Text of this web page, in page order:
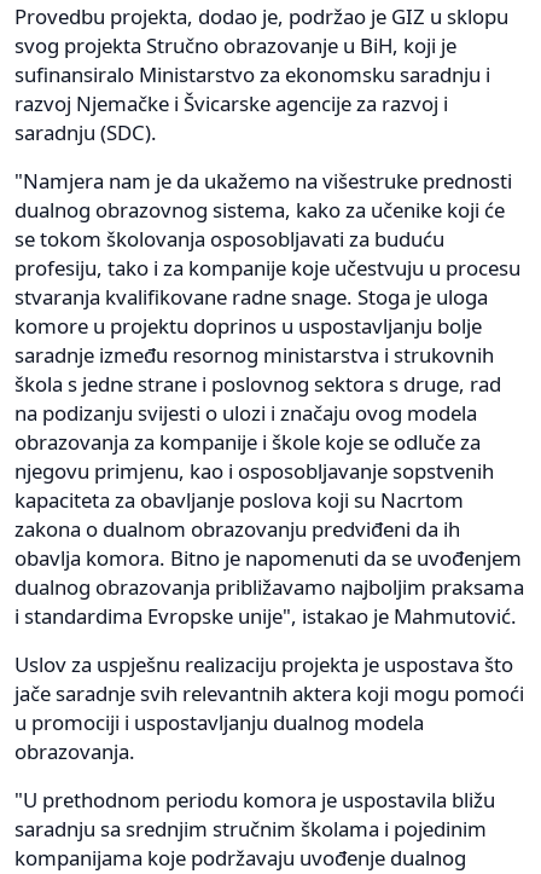
Provedbu projekta, dodao je, podržao je GIZ u sklopu
svog projekta Stručno obrazovanje u BiH, koji je
sufinansiralo Ministarstvo za ekonomsku saradnju i
razvoj Njemačke i Švicarske agencije za razvoj i
saradnju (SDC).
"Namjera nam je da ukažemo na višestruke prednosti
dualnog obrazovnog sistema, kako za učenike koji će
se tokom školovanja osposobljavati za buduću
profesiju, tako i za kompanije koje učestvuju u procesu
stvaranja kvalifikovane radne snage. Stoga je uloga
komore u projektu doprinos u uspostavljanju bolje
saradnje između resornog ministarstva i strukovnih
škola s jedne strane i poslovnog sektora s druge, rad
na podizanju svijesti o ulozi i značaju ovog modela
obrazovanja za kompanije i škole koje se odluče za
njegovu primjenu, kao i osposobljavanje sopstvenih
kapaciteta za obavljanje poslova koji su Nacrtom
zakona o dualnom obrazovanju predviđeni da ih
obavlja komora. Bitno je napomenuti da se uvođenjem
dualnog obrazovanja približavamo najboljim praksama
i standardima Evropske unije", istakao je Mahmutović.
Uslov za uspješnu realizaciju projekta je uspostava što
jače saradnje svih relevantnih aktera koji mogu pomoći
u promociji i uspostavljanju dualnog modela
obrazovanja.
"U prethodnom periodu komora je uspostavila bližu
saradnju sa srednjim stručnim školama i pojedinim
kompanijama koje podržavaju uvođenje dualnog